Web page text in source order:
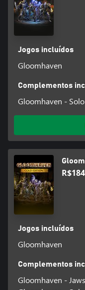
Jogos incluídos
Gloomhaven
Complementos
Gloomhaven -
Jogos incluídos
Gloomhaven
Complementos
Gloomhaven -